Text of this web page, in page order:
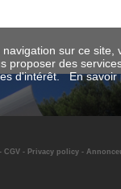
CGV- Privacy policy-
sur ce site,
proposer des
d'intérêt.En savoir